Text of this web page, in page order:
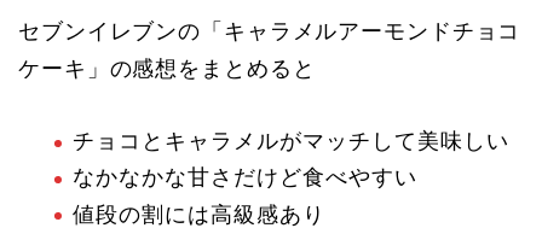
セブンイレブンの「キャラメルアーモンドチョコ
ケーキ」の感想をまとめると
チョコとキャラメルがマッチして美味しい
なかなかな甘さだけど食べやすい
値段の割には高級感あり